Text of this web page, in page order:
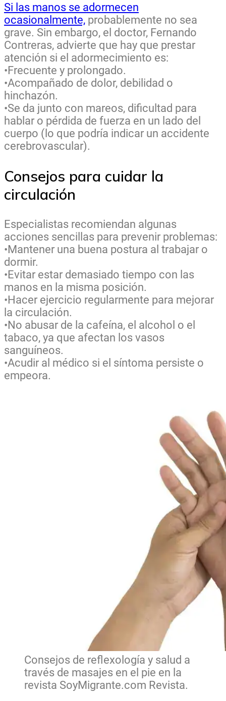
Si las manos se adormecen
ocasionalmente, probablemente no sea
grave. Sin embargo, el doctor, Fernando
Contreras, advierte que hay que prestar
atención si el adormecimiento es:
•Frecuente y prolongado.
•Acompañado de dolor, debilidad o
hinchazón.
•Se da junto con mareos, dificultad para
hablar o pérdida de fuerza en un lado del
cuerpo (lo que podría indicar un accidente
cerebrovascular).
Consejos para cuidar la
circulación
Especialistas recomiendan algunas
acciones sencillas para prevenir problemas:
•Mantener una buena postura al trabajar o
dormir.
•Evitar estar demasiado tiempo con las
manos en la misma posición.
•Hacer ejercicio regularmente para mejorar
la circulación.
•No abusar de la cafeína, el alcohol o el
tabaco, ya que afectan los vasos
sanguíneos.
•Acudir al médico si el síntoma persiste o
empeora.
Consejos de reflexología y salud a
través de masajes en el pie en la
revista SoyMigrante.com Revista.